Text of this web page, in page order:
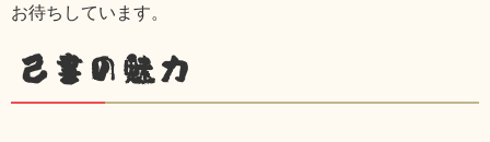
お待ちしています。
己書の魅力